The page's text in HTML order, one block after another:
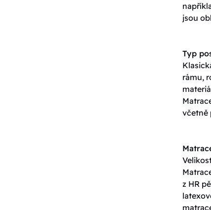
jsou
Typ
rámu,
včetně
z HR